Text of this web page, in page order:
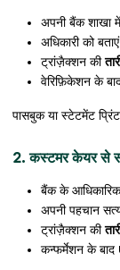
अपनी बैंक शाखा
अधिकारी को
ट्रांज़ैक्शन की
वेरिफ़िकेशन के
पासबुक या स्टेटमेंट
2. कस्टमर केयर से
बैंक के
अपनी पहचान
ट्रांज़ैक्शन की
कन्फर्मेशन के बाद